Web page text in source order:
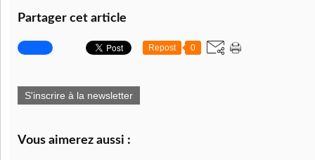
Partager cet article
Repost 0
S'inscrire à la newsletter
Vous aimerez aussi :